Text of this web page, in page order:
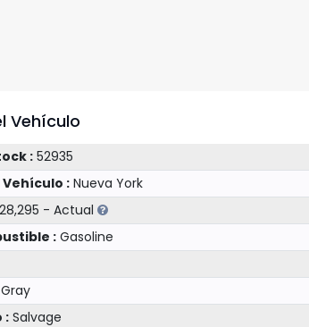
Vehículo
:52935
:Nueva York
- Actual
:Gasoline
:Salvage